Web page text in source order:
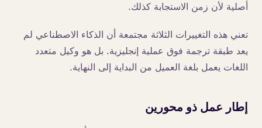
أصلية لأن زمن الاستجابة كذلك.
تعني هذه التغييرات الثلاثة مجتمعة أن الذكاء الاصطناعي لم
يعد طبقة ترجمة فوق عملية إنجليزية. بل هو وكيل متعدد
اللغات يعمل بلغة العميل من البداية إلى النهاية.
إطار عمل ذو محورين